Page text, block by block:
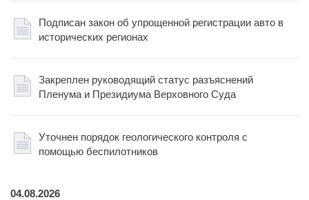
Подписан закон об упрощенной регистрации авто в
исторических регионах
Закреплен руководящий статус разъяснений
Пленума и Президиума Верховного Суда
Уточнен порядок геологического контроля с
помощью беспилотников
04.08.2026